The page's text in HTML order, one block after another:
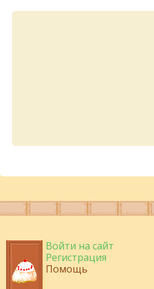
Войти на сайт
Регистрация
Помощь